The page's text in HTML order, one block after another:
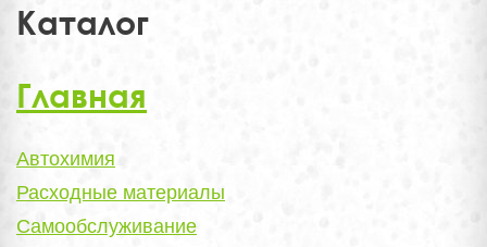
Каталог
Главная
Автохимия
Расходные материалы
Самообслуживание